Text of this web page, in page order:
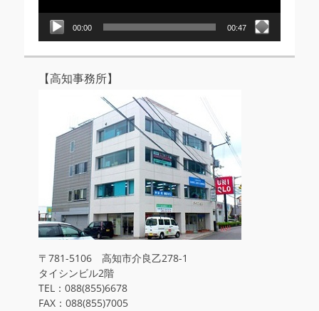
00:00 00:47
【高知事務所】
〒781-5106 高知市介良乙278-1
タイシンビル2階
TEL：088(855)6678
FAX：088(855)7005